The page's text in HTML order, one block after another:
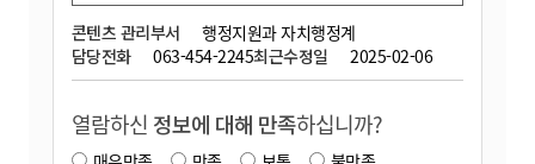
콘텐츠 관리부서
행정지원과 자치행정계
담당전화
063-454-2245최근수정일 2025-02-06
열람하신 정보에 대해 만족하십니까?